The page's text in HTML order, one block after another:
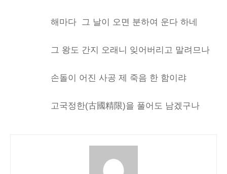
해마다 그 날이 오면 분하여 운다 하네
그 왕도 간지 오래니 잊어버리고 말려므나
손돌이 어진 사공 제 죽음 한 함이랴
고국정한(古國精限)을 풀어도 남겠구나